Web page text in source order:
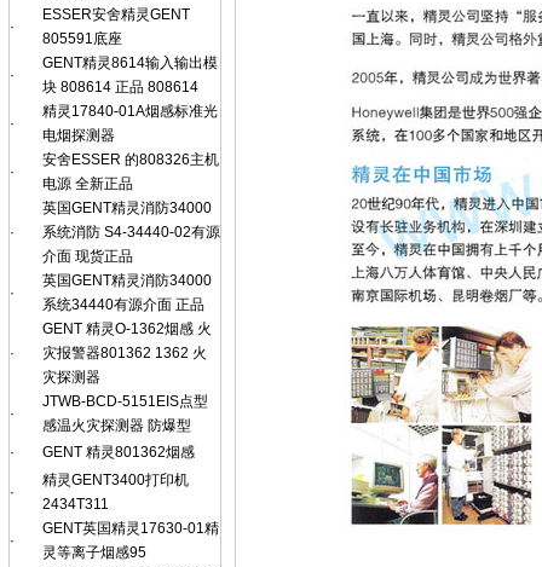
·
ESSER安舍精灵GENT
805591底座
·
GENT精灵8614输入输出模
块 808614 正品 808614
·
精灵17840-01A烟感标准光
电烟探测器
·
安舍ESSER 的808326主机
电源 全新正品
·
英国GENT精灵消防34000
系统消防 S4-34440-02有源
介面 现货正品
·
英国GENT精灵消防34000
系统34440有源介面 正品
·
GENT 精灵O-1362烟感 火
灾报警器801362 1362 火
灾探测器
·
JTWB-BCD-5151EIS点型
感温火灾探测器 防爆型
·
GENT 精灵801362烟感
·
精灵GENT3400打印机
2434T311
·
GENT英国精灵17630-01精
灵等离子烟感95